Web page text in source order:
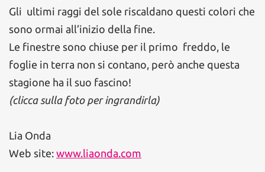
Gli ultimi raggi del sole riscaldano questi colori che
sono ormai all’inizio della fine.
Le finestre sono chiuse per il primo freddo, le
foglie in terra non si contano, però anche questa
stagione ha il suo fascino!
(clicca sulla foto per ingrandirla)
Lia Onda
Web site: www.liaonda.com